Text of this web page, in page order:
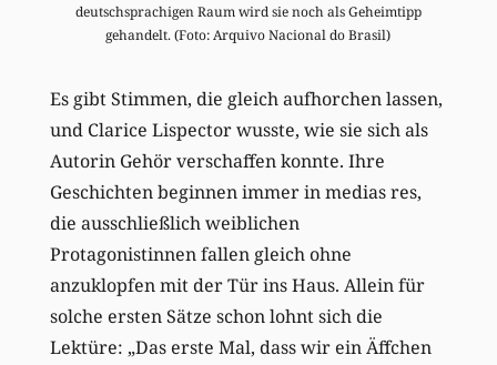
deutschsprachigen Raum wird sie noch als Geheimtipp
gehandelt. (Foto: Arquivo Nacional do Brasil)
Es gibt Stimmen, die gleich aufhorchen lassen,
und Clarice Lispector wusste, wie sie sich als
Autorin Gehör verschaffen konnte. Ihre
Geschichten beginnen immer in medias res,
die ausschließlich weiblichen
Protagonistinnen fallen gleich ohne
anzuklopfen mit der Tür ins Haus. Allein für
solche ersten Sätze schon lohnt sich die
Lektüre: „Das erste Mal, dass wir ein Äffchen